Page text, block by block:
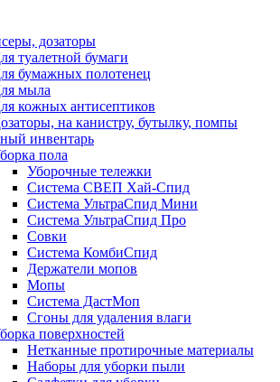
дозаторы
туалетной бумаги
бумажных полотенец
мыла
кожных антисептиков
на канистру, бутылку, помпы
инвентарь
пола
Уборочные тележки
Система СВЕП Хай-Спид
Система УльтраСпид Мини
Система УльтраСпид Про
Совки
Система КомбиСпид
Держатели мопов
Мопы
Система ДастМоп
Сгоны для удаления влаги
поверхностей
Нетканные протирочные материалы
Наборы для уборки пыли